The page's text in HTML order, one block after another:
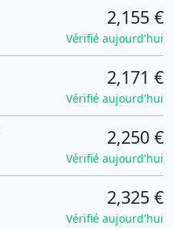
2,155 €
Vérifié aujourd'hui
2,171 €
Vérifié aujourd'hui
2,250 €
Vérifié aujourd'hui
2,325 €
Vérifié aujourd'hui